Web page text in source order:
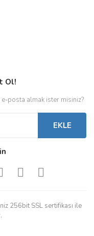
Ol!
posta almak ister misiniz?
EKLE
256bit SSL sertifikası ile